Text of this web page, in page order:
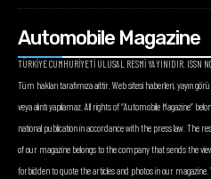
Automobile Magazine
TÜRKİYE CUMHURİYETİ ULUSAL RESMİ YAYINIDIR. ISSN
Tüm hakları tarafımıza aittir. Web sitesi haberleri, yayın
veya alıntı yapılamaz. All rights of “Automobile Magazine”
national publication in accordance with the press law. The
of our magazine belongs to the company that sends the
forbidden to quote the articles and photos in our magazine.